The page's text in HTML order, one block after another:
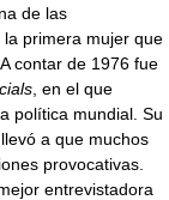
de las
la primera mujer que
contar de 1976 fue
, en el que
política mundial. Su
a que muchos
provocativas.
entrevistadora